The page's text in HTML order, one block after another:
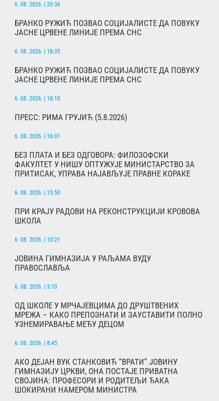
6. 08. 2026. | 20:36
БРАНКО РУЖИЋ ПОЗВАО СОЦИЈАЛИСТЕ ДА ПОВУКУ
ЈАСНЕ ЦРВЕНЕ ЛИНИЈЕ ПРЕМА СНС
6. 08. 2026. | 18:35
БРАНКО РУЖИЋ ПОЗВАО СОЦИЈАЛИСТЕ ДА ПОВУКУ
ЈАСНЕ ЦРВЕНЕ ЛИНИЈЕ ПРЕМА СНС
6. 08. 2026. | 18:10
ПРЕСС: РИМА ГРУЈИЋ (5.8.2026)
6. 08. 2026. | 16:01
БЕЗ ПЛАТА И БЕЗ ОДГОВОРА: ФИЛОЗОФСКИ
ФАКУЛТЕТ У НИШУ ОПТУЖУЈЕ МИНИСТАРСТВО ЗА
ПРИТИСАК, УПРАВА НАЈАВЉУЈЕ ПРАВНЕ КОРАКЕ
6. 08. 2026. | 15:50
ПРИ КРАЈУ РАДОВИ НА РЕКОНСТРУКЦИЈИ КРОВОВА
ШКОЛА
6. 08. 2026. | 10:21
ЈОВИНА ГИМНАЗИЈА У РАЉАМА ВУДУ
ПРАВОСЛАВЉА
6. 08. 2026. | 9:10
ОД ШКОЛЕ У МРЧАЈЕВЦИМА ДО ДРУШТВЕНИХ
МРЕЖА – КАКО ПРЕПОЗНАТИ И ЗАУСТАВИТИ ПОЛНО
УЗНЕМИРАВАЊЕ МЕЂУ ДЕЦОМ
6. 08. 2026. | 8:45
АКО ДЕЈАН ВУК СТАНКОВИЋ “ВРАТИ” ЈОВИНУ
ГИМНАЗИЈУ ЦРКВИ, ОНА ПОСТАЈЕ ПРИВАТНА
СВОЈИНА: ПРОФЕСОРИ И РОДИТЕЉИ ЂАКА
ШОКИРАНИ НАМЕРОМ МИНИСТРА